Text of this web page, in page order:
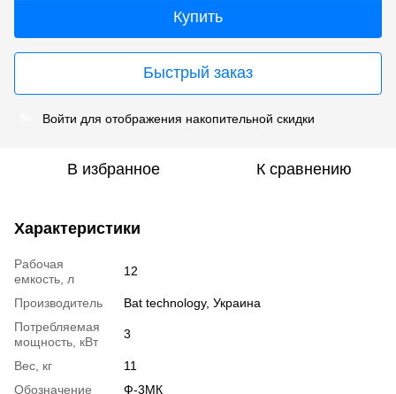
Купить
Быстрый заказ
Войти для отображения накопительной скидки
В избранное К сравнению
Характеристики
Рабочая
емкость, л
12
Производитель
Bat technology, Украина
Потребляемая
мощность, кВт
3
Вес, кг
11
Обозначение
Ф-3МК